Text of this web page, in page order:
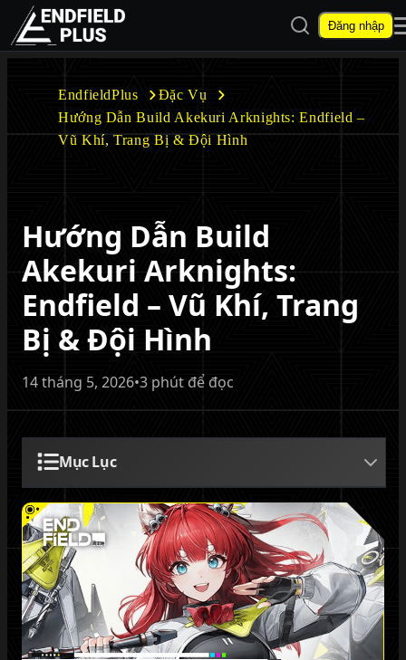
EndfieldPlus
menu con
menu con
Mở tìm kiếmĐăng nhập
EndfieldPlus
Đặc Vụ
Hướng Dẫn Build Akekuri Arknights: Endfield –
Vũ Khí, Trang Bị & Đội Hình
Hướng Dẫn Build
Akekuri Arknights:
Endfield – Vũ Khí, Trang
Bị & Đội Hình
14 tháng 5, 2026•3 phút để đọc
Mục Lục